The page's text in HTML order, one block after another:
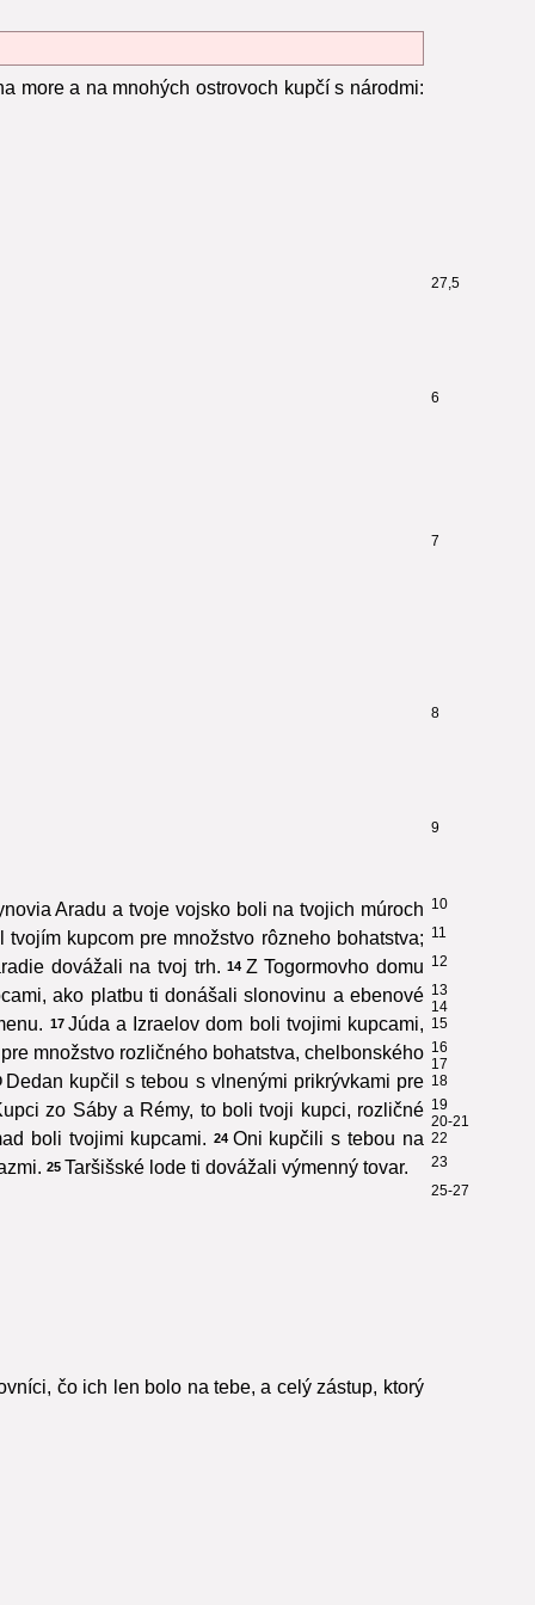
more a na mnohých ostrovoch kupčí s národmi:
27,5
6
7
8
9
10
11
Aradu a tvoje vojsko boli na tvojich múroch
12
tvojím kupcom pre množstvo rôzneho bohatstva;
13
dovážali na tvoj trh. 14
14
Z Togormovho domu
15
ako platbu ti donášali slonovinu a ebenové
16
17
17
Júda a Izraelov dom boli tvojimi kupcami,
18
množstvo rozličného bohatstva, chelbonského
19
20-21
Dedan kupčil s tebou s vlnenými prikrývkami pre
22
zo Sáby a Rémy, to boli tvoji kupci, rozličné
23
boli tvojimi kupcami. 24 Oni kupčili s tebou na
25
25-27
Taršišské lode ti dovážali výmenný tovar.
čo ich len bolo na tebe, a celý zástup, ktorý